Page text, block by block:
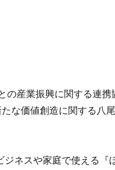
の産業振興に関する連携
な価値創造に関する八
ネスや家庭で使える『